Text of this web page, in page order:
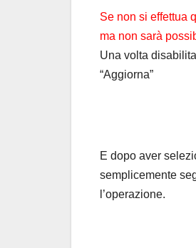
Se non si effettua
ma non sarà
Una volta
“Aggiorna”
E dopo aver
semplicemente
l’operazione.